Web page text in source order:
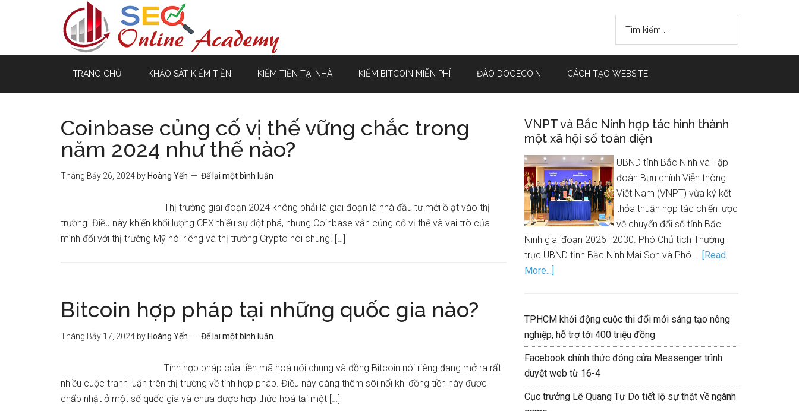
TRANG CHỦ KHẢO SÁT KIẾM TIỀN KIẾM TIỀN TẠI NHÀ KIẾM BITCOIN MIỄN PHÍ ĐÀO DOGECOIN CÁCH TẠO WEBSITE
Coinbase củng cố vị thế vững chắc trong
năm 2024 như thế nào?
Tháng Bảy 26, 2024 by Hoàng Yến Để lại một bình luận
Thị trường giai đoạn 2024 không phải là giai đoạn là nhà đầu tư mới ồ ạt vào thị
trường. Điều này khiến khối lượng CEX thiếu sự đột phá, nhưng Coinbase vẫn củng cố vị thế và vai trò của
mình đối với thị trường Mỹ nói riêng và thị trường Crypto nói chung. […]
Bitcoin hợp pháp tại những quốc gia nào?
Tháng Bảy 17, 2024 by Hoàng Yến Để lại một bình luận
Tính hợp pháp của tiền mã hoá nói chung và đồng Bitcoin nói riêng đang mở ra rất
nhiều cuộc tranh luận trên thị trường về tính hợp pháp. Điều này càng thêm sôi nổi khi đồng tiền này được
chấp nhật ở một số quốc gia và chưa được hợp thức hoá tại một […]
VNPT và Bắc Ninh hợp tác hình thành
một xã hội số toàn diện
UBND tỉnh Bắc Ninh và Tập
đoàn Bưu chính Viễn thông
Việt Nam (VNPT) vừa ký kết
thỏa thuận hợp tác chiến lược
về chuyển đổi số tỉnh Bắc
Ninh giai đoạn 2026–2030. Phó Chủ tịch Thường
trực UBND tỉnh Bắc Ninh Mai Sơn và Phó … [Read
More...]
TPHCM khởi động cuộc thi đổi mới sáng tạo nông
nghiệp, hỗ trợ tới 400 triệu đồng
Facebook chính thức đóng cửa Messenger trình
duyệt web từ 16-4
Cục trưởng Lê Quang Tự Do tiết lộ sự thật về ngành